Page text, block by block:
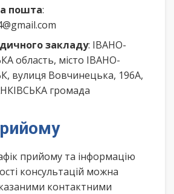
пошта:
закладу: ІВАНО-
область, місто ІВАНО-
вулиця Вовчинецька, 196А,
громада
прийому та інформацію
консультацій можна
контактними